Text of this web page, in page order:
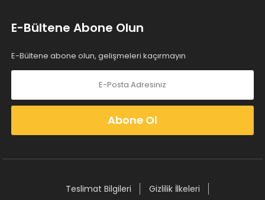
E-Bültene Abone Olun
E-Bültene abone olun, gelişmeleri kaçırmayın
Abone Ol
Teslimat Bilgileri
Gizlilik İlkeleri